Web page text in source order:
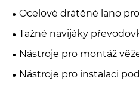
Ocelové drátěné lano
Tažné navijáky
Nástroje pro montáž
Nástroje pro instalaci